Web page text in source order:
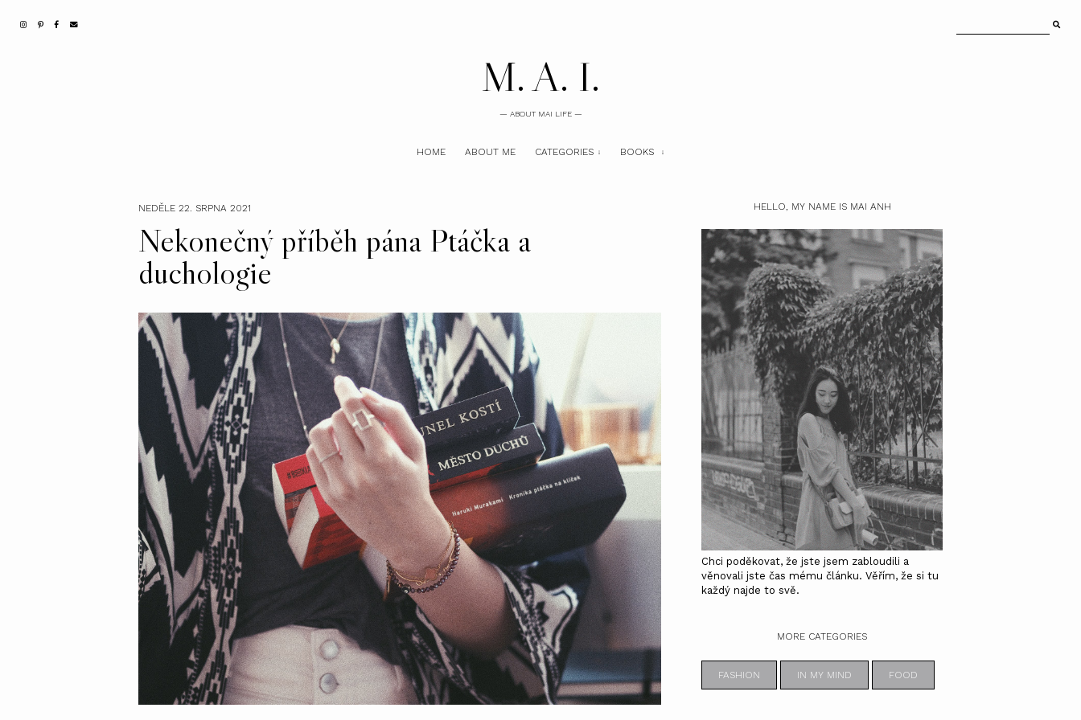
M. A. I.
— ABOUT MAI LIFE —
HOME ABOUT ME CATEGORIES BOOKS
NEDĚLE 22. SRPNA 2021
Nekonečný příběh pána Ptáčka a
duchologie
HELLO, MY NAME IS MAI ANH
Chci poděkovat, že jste jsem zabloudili a
věnovali jste čas mému článku. Věřím, že si tu
každý najde to svě.
MORE CATEGORIES
FASHION IN MY MIND FOOD